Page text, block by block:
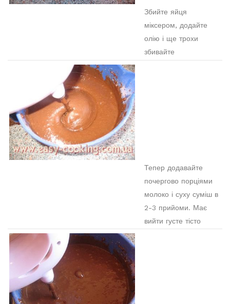
Збийте яйця
міксером, додайте
олію і ще трохи
збивайте
Тепер додавайте
почергово порціями
молоко і суху суміш в
2-3 прийоми. Має
вийти густе тісто